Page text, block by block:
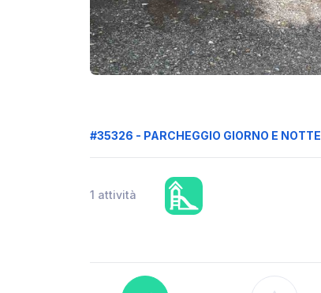
#35326 - PARCHEGGIO GIORNO E NOTTE
1 attività